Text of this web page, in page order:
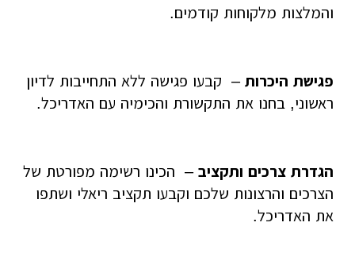
והמלצות מלקוחות קודמים.
פגישת היכרות – קבעו פגישה ללא התחייבות לדיון
ראשוני, בחנו את התקשורת והכימיה עם האדריכל.
הגדרת צרכים ותקציב – הכינו רשימה מפורטת של
הצרכים והרצונות שלכם וקבעו תקציב ריאלי ושתפו
את האדריכל.